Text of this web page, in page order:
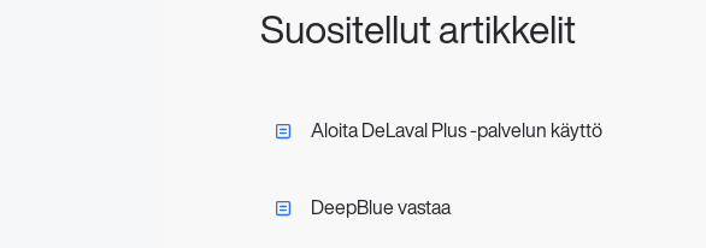
Suositellut artikkelit
Aloita DeLaval Plus -palvelun käyttö
DeepBlue vastaa